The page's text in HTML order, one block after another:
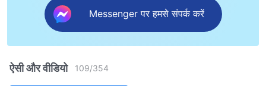
Messenger पर हमसे संपर्क करें
ऐसी और वीडियो 109/354